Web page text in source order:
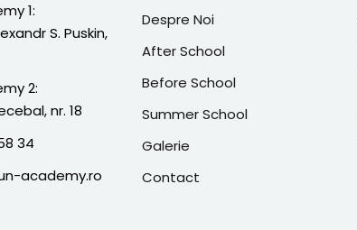
1:
S. Puskin,
2:
nr. 18
34
academy.ro
Despre Noi
After School
Before School
Summer School
Galerie
Contact